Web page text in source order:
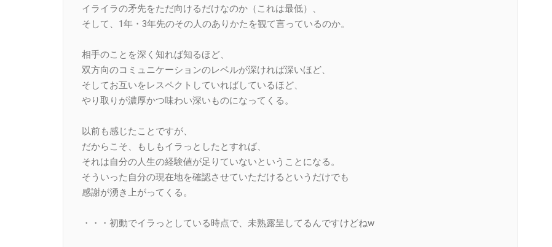
イライラの矛先をただ向けるだけなのか（これは最低）、
そして、1年・3年先のその人のありかたを観て言っているのか。
相手のことを深く知れば知るほど、
双方向のコミュニケーションのレベルが深ければ深いほど、
そしてお互いをレスペクトしていればしているほど、
やり取りが濃厚かつ味わい深いものになってくる。
以前も感じたことですが、
だからこそ、もしもイラっとしたとすれば、
それは自分の人生の経験値が足りていないということになる。
そういった自分の現在地を確認させていただけるというだけでも
感謝が湧き上がってくる。
・・・初動でイラっとしている時点で、未熟露呈してるんですけどねw